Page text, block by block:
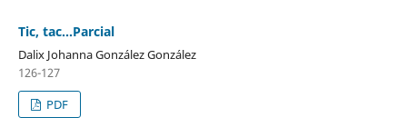
Tic, tac...Parcial
Dalix Johanna González González
126-127
PDF